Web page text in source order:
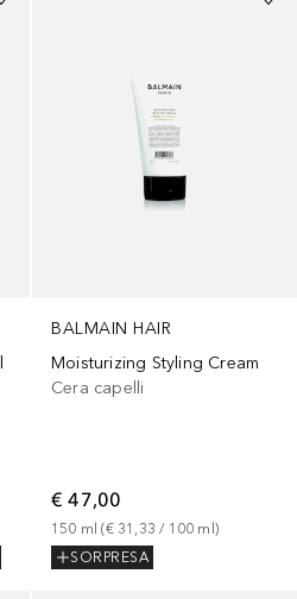
BALMAIN HAIR
Moisturizing Styling Cream
Cera capelli
€ 47,00
150 ml (€ 31,33 / 100 ml)
SORPRESA